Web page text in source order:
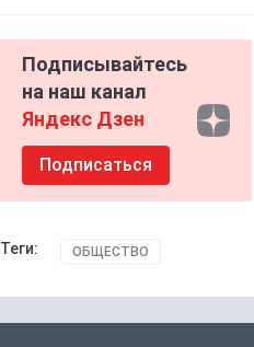
Подписывайтесь
на наш канал
Яндекс Дзен
Подписаться
Теги: ОБЩЕСТВО